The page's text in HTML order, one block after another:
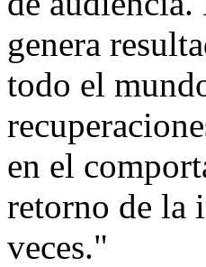
genera
todo el
en el
retorno de la
veces."